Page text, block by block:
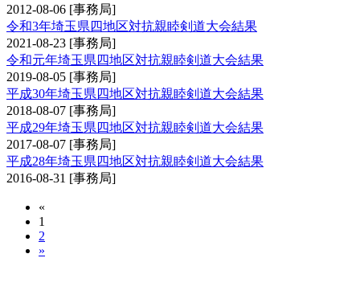
2012-08-06 [事務局]
令和3年埼玉県四地区対抗親睦剣道大会結果
2021-08-23 [事務局]
令和元年埼玉県四地区対抗親睦剣道大会結果
2019-08-05 [事務局]
平成30年埼玉県四地区対抗親睦剣道大会結果
2018-08-07 [事務局]
平成29年埼玉県四地区対抗親睦剣道大会結果
2017-08-07 [事務局]
平成28年埼玉県四地区対抗親睦剣道大会結果
2016-08-31 [事務局]
«
1
2
»